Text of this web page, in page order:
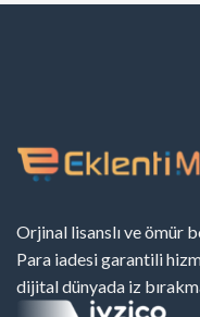
Orjinal lisanslı ve ömür
Para iadesi garantili
dijital dünyada iz